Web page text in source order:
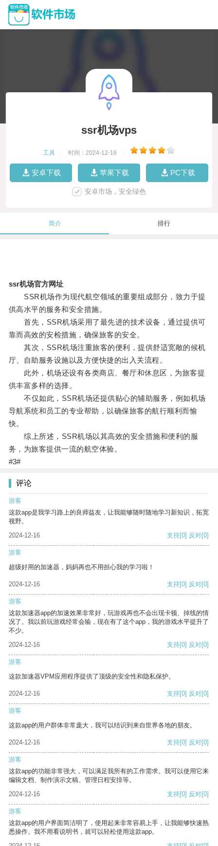
ssr机场vps
工具 时间：2024-12-16
安卓下载 苹果下载 PC下载
安卓市场，安全绿色
简介 排行
ssr机场官方网址
SSR机场作为现代航空领域的重要组成部分，致力于提
供高水平的服务和安全措施。
首先，SSR机场采用了最先进的技术设备，通过提供可
靠而高效的安检措施，确保旅客的安全。
其次，SSR机场注重旅客的便利，提供舒适宽敞的候机
厅、自助服务设施以及方便快捷的出入关流程。
此外，机场还设有各类商店、餐厅和休息区，为旅客提
供丰富多样的选择。
不仅如此，SSR机场还提供贴心的辅助服务，例如机场
导航系统和员工的专业帮助，以确保旅客的航行顺利而愉
快。
综上所述，SSR机场以其高效的安全措施和便利的服
务，为旅客提供一流的航空体验。
#3#
评论
游客
这款app是我学习路上的良师益友，让我能够随时随地学习新知识，拓宽
视野。
2024-12-16
支持[0] 反对[0]
游客
超级好用的加速器，妈妈再也不用担心我的学习啦！
2024-12-16 支持[0] 反对[0]
游客
这款加速器app的加速效果非常好，玩游戏再也不会出现卡顿、掉线的情
况了。我以前玩游戏经常会输，现在有了这个app，我的游戏水平提升了
不少。
2024-12-16
支持[0] 反对[0]
游客
这款加速器VPM应用程序提供了顶级的安全性和隐私保护。
2024-12-16 支持[0] 反对[0]
游客
这款app的用户群体非常庞大，我可以结识到来自世界各地的朋友。
2024-12-16 支持[0] 反对[0]
游客
这款app的功能非常强大，可以满足我所有的工作需求。我可以使用它来
编辑文档、制作演示文稿、管理日程安排等。
2024-12-16
支持[0] 反对[0]
游客
这款app的用户界面简洁明了，使用起来非常容易上手，让我能够快速熟
悉操作。我不用看说明书，就可以轻松使用这款app。